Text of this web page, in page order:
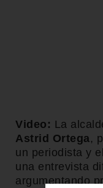
Video: La
Astrid Ortega,
un periodista y
una entrevista
argumentando